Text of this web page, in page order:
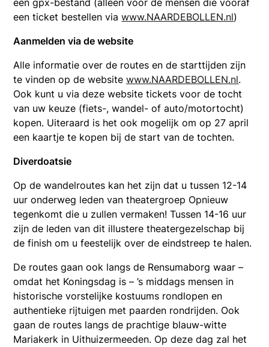
een gpx-bestand (alleen voor de mensen die vooraf
een ticket bestellen viawww.NAARDEBOLLEN.nl)
Aanmelden via de website
Alle informatie over de routes en de starttijden zijn
te vinden op de websitewww.NAARDEBOLLEN.nl.
Ook kunt u via deze website tickets voor de tocht
van uw keuze (fiets-, wandel- of auto/motortocht)
kopen. Uiteraard is het ook mogelijk om op 27 april
een kaartje te kopen bij de start van de tochten.
Diverdoatsie
Op de wandelroutes kan het zijn dat u tussen 12-14
uur onderweg leden van theatergroep Opnieuw
tegenkomt die u zullen vermaken! Tussen 14-16 uur
zijn de leden van dit illustere theatergezelschap bij
de finish om u feestelijk over de eindstreep te halen.
De routes gaan ook langs de Rensumaborg waar –
omdat het Koningsdag is – ’s middags mensen in
historische vorstelijke kostuums rondlopen en
authentieke rijtuigen met paarden rondrijden. Ook
gaan de routes langs de prachtige blauw-witte
Mariakerk in Uithuizermeeden. Op deze dag zal het